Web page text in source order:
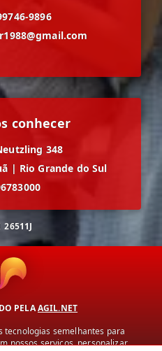
9896
conhecer
348
| Rio Grande do Sul
26511J
PELAAGIL.NET
tecnologias semelhantes para
nossos serviços, personalizar